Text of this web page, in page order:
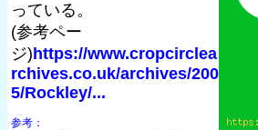
っている。
(参考ペー
ジ) https://www.cropcirclea
rchives.co.uk/archives/200
5/Rockley/...
参考：